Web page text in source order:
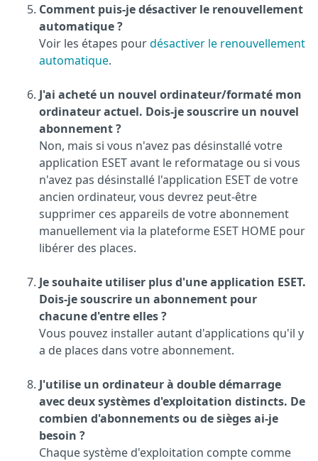
Comment puis-je désactiver le renouvellement
automatique ?
Voir les étapes pourdésactiver le renouvellement
automatique.
J'ai acheté un nouvel ordinateur/formaté mon
ordinateur actuel. Dois-je souscrire un nouvel
abonnement ?
Non, mais si vous n'avez pas désinstallé votre
application ESET avant le reformatage ou si vous
n'avez pas désinstallé l'application ESET de votre
ancien ordinateur, vous devrez peut-être
supprimer ces appareils de votre abonnement
manuellement via la plateforme ESET HOME pour
libérer des places.
Je souhaite utiliser plus d'une application ESET.
Dois-je souscrire un abonnement pour
chacune d'entre elles ?
Vous pouvez installer autant d'applications qu'il y
a de places dans votre abonnement.
J'utilise un ordinateur à double démarrage
avec deux systèmes d'exploitation distincts. De
combien d'abonnements ou de sièges ai-je
besoin ?
Chaque système d'exploitation compte comme